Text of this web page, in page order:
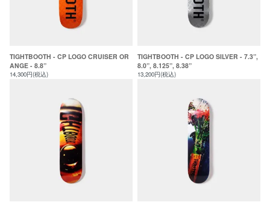
TIGHTBOOTH - CP LOGO CRUISER OR
ANGE - 8.8”
14,300円(税込)
TIGHTBOOTH - CP LOGO SILVER - 7.3”,
8.0”, 8.125”, 8.38”
13,200円(税込)